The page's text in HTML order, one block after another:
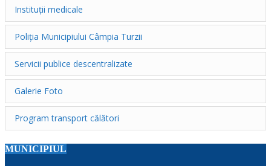
Instituții medicale
Poliția Municipiului Câmpia Turzii
Servicii publice descentralizate
Galerie Foto
Program transport călători
MUNICIPIUL